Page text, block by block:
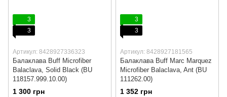
3
3
Артикул: 8428927336323
Балаклава Buff Microfiber
Balaclava, Solid Black (BU
118157.999.10.00)
1 300 грн
3
3
Артикул: 8428927181565
Балаклава Buff Marc Marquez
Microfiber Balaclava, Ant (BU
111262.00)
1 352 грн